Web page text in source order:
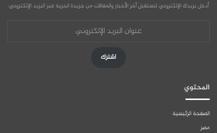
أدخل بريدك الإلكتروني لتستقبل آخر الأخبار والمقالات من جريدة الحرية عبر البريد الإلكتروني:
اشترك
المحتوي
الصفحة الرئيسية
مصر